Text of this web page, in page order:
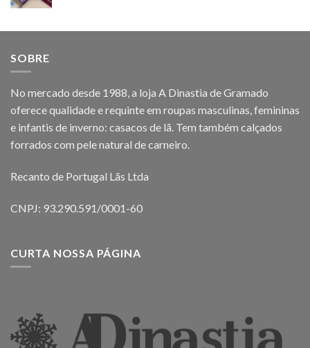
SOBRE
No mercado desde 1988, a loja A Dinastia de Gramado
oferece qualidade e requinte em roupas masculinas, femininas
e infantis de inverno: casacos de lã. Tem também calçados
forrados com pele natural de carneiro.
Recanto de Portugal Lãs Ltda
CNPJ: 93.290.591/0001-60
CURTA NOSSA PÁGINA